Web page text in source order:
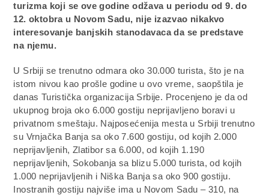
turizma koji se ove godine odžava u periodu od 9. do
12. oktobra u Novom Sadu, nije izazvao nikakvo
interesovanje banjskih stanodavaca da se predstave
na njemu.
U Srbiji se trenutno odmara oko 30.000 turista, što je na
istom nivou kao prošle godine u ovo vreme, saopštila je
danas Turistička organizacija Srbije. Procenjeno je da od
ukupnog broja oko 6.000 gostiju neprijavljeno boravi u
privatnom smeštaju. Najposećenija mesta u Srbiji trenutno
su Vrnjačka Banja sa oko 7.600 gostiju, od kojih 2.000
neprijavljenih, Zlatibor sa 6.000, od kojih 1.190
neprijavljenih, Sokobanja sa blizu 5.000 turista, od kojih
1.000 neprijavljenih i Niška Banja sa oko 900 gostiju.
Inostranih gostiju najviše ima u Novom Sadu – 310, na